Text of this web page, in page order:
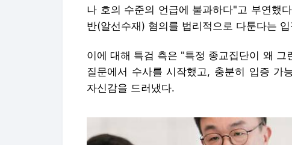
나 호의 수준의 언급에 불과하다"고 부연했
반(알선수재) 혐의를 법리적으로 다툰다는
이에 대해 특검 측은 "특정 종교집단이 왜
질문에서 수사를 시작했고, 충분히 입증 가
자신감을 드러냈다.